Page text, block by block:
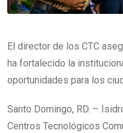
El director de los CTC
ha fortalecido la
oportunidades para los
Santo Domingo, RD. –
Centros Tecnológicos